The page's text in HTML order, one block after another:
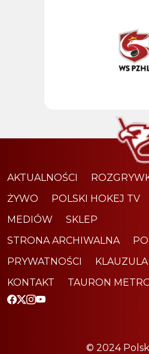
AKTUALNOŚCI
ŻYWO
POLSKI HOKEJ TV
MEDIÓW
SKLEP
STRONA ARCHIWALNA
PRYWATNOŚCI
KONTAKT
TAURON
© 2024